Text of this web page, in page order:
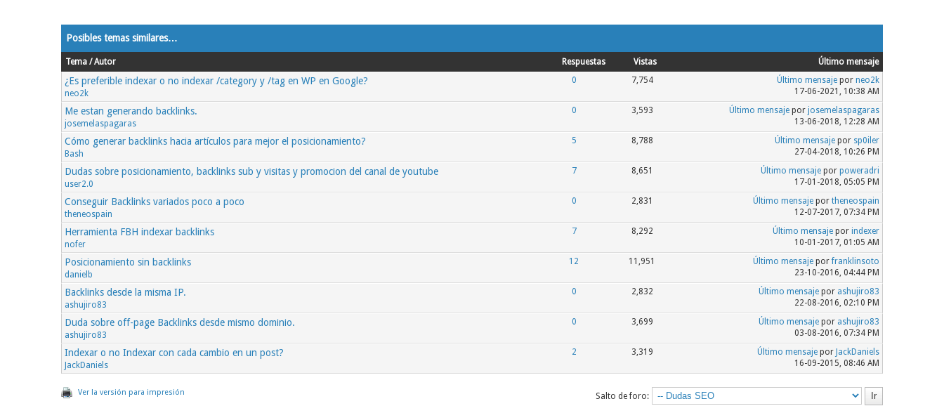
Posibles temas similares…
Tema / Autor Respuestas Vistas Último mensaje
¿Es preferible indexar o no indexar /category y /tag en WP en Google?
neo2k
0 7,754 Último mensajepor neo2k
17-06-2021, 10:38 AM
Me estan generando backlinks.
josemelaspagaras
0 3,593 Último mensajepor josemelaspagaras
13-06-2018, 12:28 AM
Cómo generar backlinks hacia artículos para mejor el posicionamiento?
Bash
5 8,788 Último mensajepor sp0iler
27-04-2018, 10:26 PM
Dudas sobre posicionamiento, backlinks sub y visitas y promocion del canal de youtube
user2.0
7 8,651 Último mensajepor poweradri
17-01-2018, 05:05 PM
Conseguir Backlinks variados poco a poco
theneospain
0 2,831 Último mensajepor theneospain
12-07-2017, 07:34 PM
Herramienta FBH indexar backlinks
nofer
7 8,292 Último mensajepor indexer
10-01-2017, 01:05 AM
Posicionamiento sin backlinks
danielb
12 11,951 Último mensajeporfranklinsoto
23-10-2016, 04:44 PM
Backlinks desde la misma IP.
ashujiro83
0 2,832 Último mensajepor ashujiro83
22-08-2016, 02:10 PM
Duda sobre off-page Backlinks desde mismo dominio.
ashujiro83
0 3,699 Último mensajepor ashujiro83
03-08-2016, 07:34 PM
Indexar o no Indexar con cada cambio en un post?
JackDaniels
2 3,319 Último mensajepor JackDaniels
16-09-2015, 08:46 AM
Ver la versión para impresión Salto de foro: